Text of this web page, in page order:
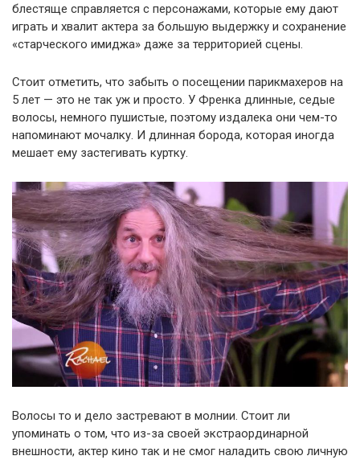
блестяще справляется с персонажами, которые ему дают
играть и хвалит актера за большую выдержку и сохранение
«старческого имиджа» даже за территорией сцены.
Стоит отметить, что забыть о посещении парикмахеров на
5 лет — это не так уж и просто. У Френка длинные, седые
волосы, немного пушистые, поэтому издалека они чем-то
напоминают мочалку. И длинная борода, которая иногда
мешает ему застегивать куртку.
Волосы то и дело застревают в молнии. Стоит ли
упоминать о том, что из-за своей экстраординарной
внешности, актер кино так и не смог наладить свою личную